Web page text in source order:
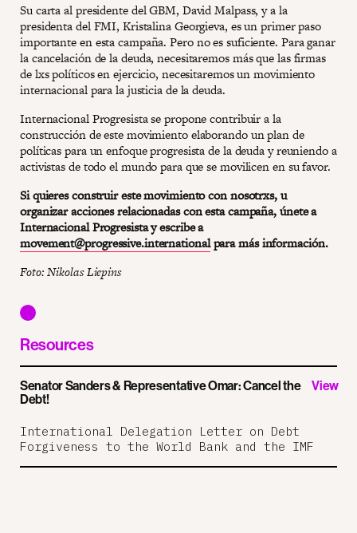
Su carta al presidente del GBM, David Malpass, y a la
presidenta del FMI, Kristalina Georgieva, es un primer paso
importante en esta campaña. Pero no es suficiente. Para ganar
la cancelación de la deuda, necesitaremos más que las firmas
de lxs políticos en ejercicio, necesitaremos un movimiento
internacional para la justicia de la deuda.
Internacional Progresista se propone contribuir a la
construcción de este movimiento elaborando un plan de
políticas para un enfoque progresista de la deuda y reuniendo a
activistas de todo el mundo para que se movilicen en su favor.
Si quieres construir este movimiento con nosotrxs, u
organizar acciones relacionadas con esta campaña, únete a
Internacional Progresista y escribe a
movement@progressive.internationalpara más información.
Foto: Nikolas Liepins
Resources
Senator Sanders & Representative Omar: Cancel the
Debt!
View
International Delegation Letter on Debt
Forgiveness to the World Bank and the IMF